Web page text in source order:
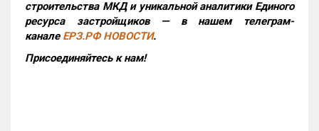
строительства МКД и уникальной аналитики Единого
ресурса застройщиков — в нашем телеграм-
канале ЕРЗ.РФ НОВОСТИ.
Присоединяйтесь к нам!